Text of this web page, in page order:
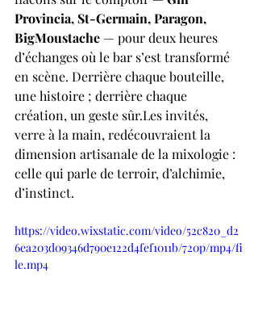
Provincia, St-Germain, Paragon,
BigMoustache — pour deux heures
d’échanges où le bar s’est transformé
en scène. Derrière chaque bouteille,
une histoire ; derrière chaque
création, un geste sûr.Les invités,
verre à la main, redécouvraient la
dimension artisanale de la mixologie :
celle qui parle de terroir, d’alchimie,
d’instinct.
https://video.wixstatic.com/video/52c820_d2
6ea203d09346d790e122d4fef1011b/720p/mp4/fi
le.mp4